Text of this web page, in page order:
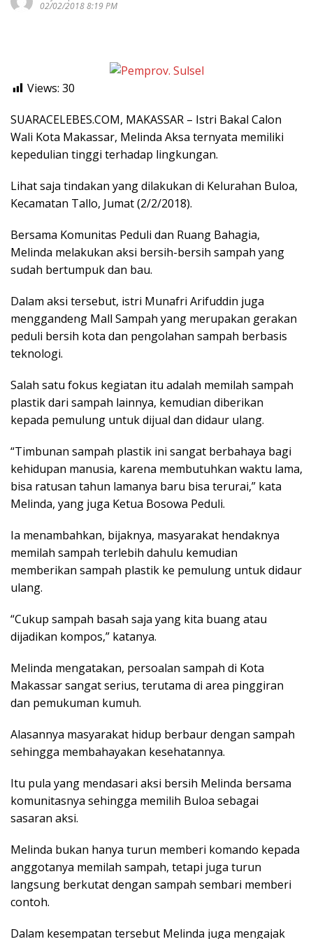
02/02/2018 8:19 PM
Views: 30
SUARACELEBES.COM, MAKASSAR – Istri Bakal Calon
Wali Kota Makassar, Melinda Aksa ternyata memiliki
kepedulian tinggi terhadap lingkungan.
Lihat saja tindakan yang dilakukan di Kelurahan Buloa,
Kecamatan Tallo, Jumat (2/2/2018).
Bersama Komunitas Peduli dan Ruang Bahagia,
Melinda melakukan aksi bersih-bersih sampah yang
sudah bertumpuk dan bau.
Dalam aksi tersebut, istri Munafri Arifuddin juga
menggandeng Mall Sampah yang merupakan gerakan
peduli bersih kota dan pengolahan sampah berbasis
teknologi.
Salah satu fokus kegiatan itu adalah memilah sampah
plastik dari sampah lainnya, kemudian diberikan
kepada pemulung untuk dijual dan didaur ulang.
“Timbunan sampah plastik ini sangat berbahaya bagi
kehidupan manusia, karena membutuhkan waktu lama,
bisa ratusan tahun lamanya baru bisa terurai,” kata
Melinda, yang juga Ketua Bosowa Peduli.
Ia menambahkan, bijaknya, masyarakat hendaknya
memilah sampah terlebih dahulu kemudian
memberikan sampah plastik ke pemulung untuk didaur
ulang.
“Cukup sampah basah saja yang kita buang atau
dijadikan kompos,” katanya.
Melinda mengatakan, persoalan sampah di Kota
Makassar sangat serius, terutama di area pinggiran
dan pemukuman kumuh.
Alasannya masyarakat hidup berbaur dengan sampah
sehingga membahayakan kesehatannya.
Itu pula yang mendasari aksi bersih Melinda bersama
komunitasnya sehingga memilih Buloa sebagai
sasaran aksi.
Melinda bukan hanya turun memberi komando kepada
anggotanya memilah sampah, tetapi juga turun
langsung berkutat dengan sampah sembari memberi
contoh.
Dalam kesempatan tersebut Melinda juga mengajak